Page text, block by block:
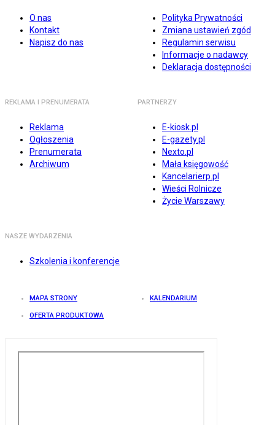
O nas
Kontakt
Napisz do nas
Polityka Prywatności
Zmiana ustawień zgód
Regulamin serwisu
Informacje o nadawcy
Deklaracja dostępności
REKLAMA I PRENUMERATA
Reklama
Ogłoszenia
Prenumerata
Archiwum
PARTNERZY
E-kiosk.pl
E-gazety.pl
Nexto.pl
Mała księgowość
Kancelarierp.pl
Wieści Rolnicze
Życie Warszawy
NASZE WYDARZENIA
Szkolenia i konferencje
MAPA STRONY KALENDARIUM
OFERTA PRODUKTOWA